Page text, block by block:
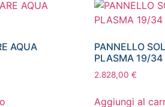
AQUA
PANNELLO
PLASMA 19/34
2.828,00€
Aggiungi al